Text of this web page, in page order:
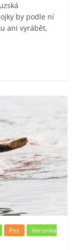
by podle ní
ani vyrábět,
Pes
Veronika